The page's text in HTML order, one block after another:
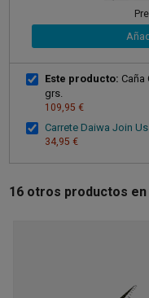
Este producto: Caña
grs.
109,95 €
Carrete Daiwa Join
34,95 €
16 otros productos